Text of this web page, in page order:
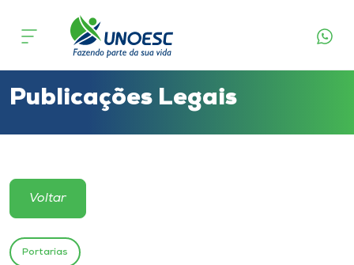
Cursos
Atendimento ao Estudante
Portal de Ensino
Publicações Legais
Voltar
Portarias